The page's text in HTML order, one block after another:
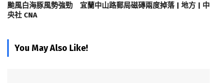
颱風白海豚風勢強勁 宜蘭中山路郵局磁磚兩度掉落 | 地方 | 中
央社 CNA
You May Also Like!